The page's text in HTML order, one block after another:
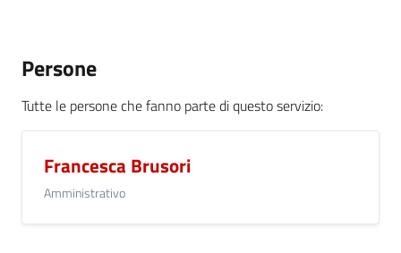
Persone
Tutte le persone che fanno parte di questo servizio:
Francesca Brusori
Amministrativo